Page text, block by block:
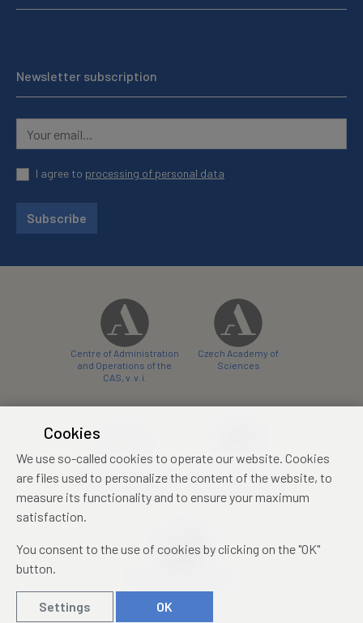
Newsletter subscription
I agree to processing of personal data
Subscribe
Centre of Administration
and Operations of the
CAS, v. v. i.
Czech Academy of
Sciences
conference centre
konferenční centrum
Cookies
We use so-called cookies to operate our website. Cookies
are files used to personalize the content of the website, to
measure its functionality and to ensure your maximum
satisfaction.
You consent to the use of cookies by clicking on the "OK"
button.
Settings OK